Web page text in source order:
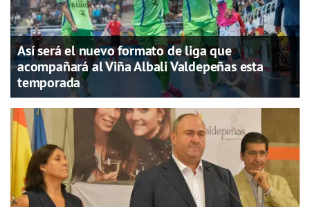
Así será el nuevo formato de liga que
acompañará al Viña Albali Valdepeñas esta
temporada